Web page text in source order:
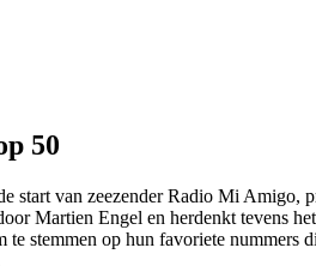
50
start van zeezender Radio Mi
Martien Engel en herdenkt tevens
te stemmen op hun favoriete